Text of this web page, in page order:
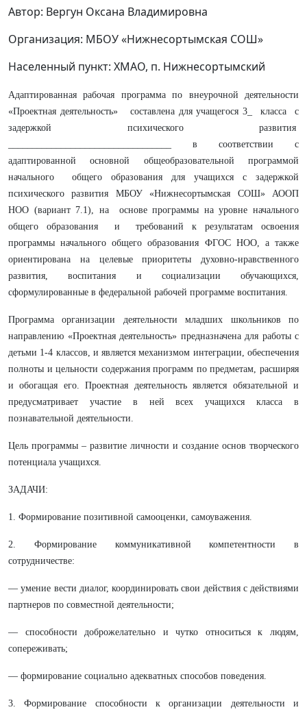
Автор: Вергун Оксана Владимировна
Организация: МБОУ «Нижнесортымская СОШ»
Населенный пункт: ХМАО, п. Нижнесортымский
Адаптированная рабочая программа по внеурочной деятельности
«Проектная деятельность» составлена для учащегося 3_ класса с
задержкой психического развития
__________________________________ в соответствии с
адаптированной основной общеобразовательной программой
начального общего образования для учащихся с задержкой
психического развития МБОУ «Нижнесортымская СОШ» АООП
НОО (вариант 7.1), на основе программы на уровне начального
общего образования и требований к результатам освоения
программы начального общего образования ФГОС НОО, а также
ориентирована на целевые приоритеты духовно-нравственного
развития, воспитания и социализации обучающихся,
сформулированные в федеральной рабочей программе воспитания.
Программа организации деятельности младших школьников по
направлению «Проектная деятельность» предназначена для работы с
детьми 1-4 классов, и является механизмом интеграции, обеспечения
полноты и цельности содержания программ по предметам, расширяя
и обогащая его. Проектная деятельность является обязательной и
предусматривает участие в ней всех учащихся класса в
познавательной деятельности.
Цель программы – развитие личности и создание основ творческого
потенциала учащихся.
ЗАДАЧИ:
1. Формирование позитивной самооценки, самоуважения.
2. Формирование коммуникативной компетентности в
сотрудничестве:
— умение вести диалог, координировать свои действия с действиями
партнеров по совместной деятельности;
— способности доброжелательно и чутко относиться к людям,
сопереживать;
— формирование социально адекватных способов поведения.
3. Формирование способности к организации деятельности и